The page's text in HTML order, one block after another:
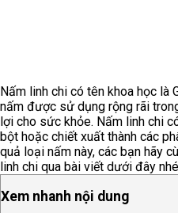
Nấm linh chi có tên khoa học là
nấm được sử dụng rộng rãi
lợi cho sức khỏe. Nấm linh chi
bột hoặc chiết xuất thành các
quả loại nấm này, các bạn hãy
linh chi qua bài viết dưới đây
Xem nhanh nội dung